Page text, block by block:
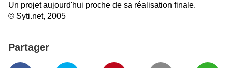
Un projet aujourd'hui proche de sa réalisation finale.
© Syti.net, 2005
Partager